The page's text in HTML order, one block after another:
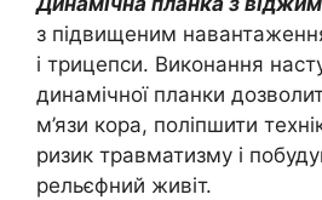
з підвищеним
і трицепси. Виконання
динамічної планки
м’язи кора, поліпшити
ризик травматизму і
рельєфний живіт.